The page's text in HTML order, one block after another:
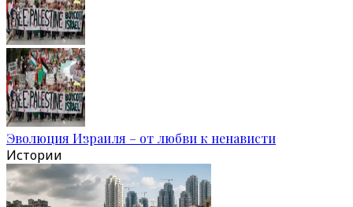
Эволюция Израиля – от любви к ненависти
Истории